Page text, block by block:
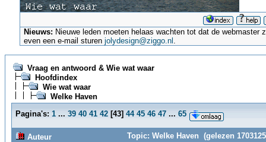
Nieuws: Nieuwe leden moeten helaas wachten tot dat de
even een e-mail sturenjolydesign@ziggo.nl .
Vraag en antwoord & Wie wat waar
Hoofdindex
Wie wat waar
Welke Haven
Pagina's: 1 ... 39 40 41 42 [43] 44 45 46 47 ... 65
Auteur
Topic: Welke Haven (gelezen